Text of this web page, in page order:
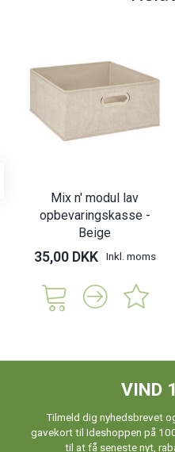
Mix n' modul lav
opbevaringskasse -
Beige
35,00 DKK Inkl. moms
VIND
Tilmeld dig nyhedsbrevet
gavekort til Ideshoppen på
til at få seneste nyt,